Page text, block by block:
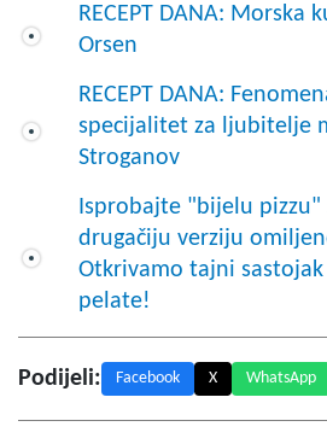
RECEPT DANA: Morska
Orsen
RECEPT DANA:
specijalitet za ljubitelje
Stroganov
Isprobajte "bijelu pizzu"
drugačiju verziju
Otkrivamo tajni sastojak
pelate!
Podijeli: Facebook X WhatsApp